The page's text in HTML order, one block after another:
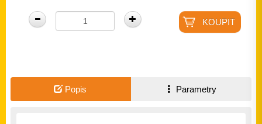
Popis Parametry